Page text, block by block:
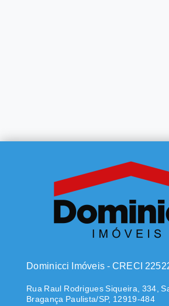
Dominicci Imóveis - CRECI
Rua Raul Rodrigues Siqueira, 334,
Bragança Paulista/SP, 12919-484